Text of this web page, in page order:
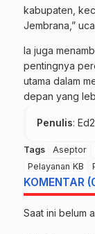
kabupaten,
Jembrana,”
Ia juga
pentingnya
utama dalam
depan yang
Penulis:
Tags Aseptor
Pelayanan KB
KOMENTAR
Saat ini belum